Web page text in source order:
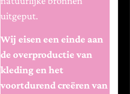
uitgeput.
Wij eisen een einde aan
de overproductie van
kleding en het
voortdurend creëren van